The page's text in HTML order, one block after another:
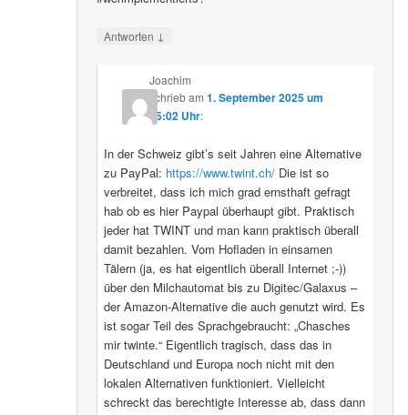
Antworten ↓
Joachim
schriebam 1. September 2025 um
15:02 Uhr:
In der Schweiz gibt’s seit Jahren eine Alternative
zu PayPal: https://www.twint.ch/Die ist so
verbreitet, dass ich mich grad ernsthaft gefragt
hab ob es hier Paypal überhaupt gibt. Praktisch
jeder hat TWINT und man kann praktisch überall
damit bezahlen. Vom Hofladen in einsamen
Tälern (ja, es hat eigentlich überall Internet ;-))
über den Milchautomat bis zu Digitec/Galaxus –
der Amazon-Alternative die auch genutzt wird. Es
ist sogar Teil des Sprachgebraucht: „Chasches
mir twinte.“ Eigentlich tragisch, dass das in
Deutschland und Europa noch nicht mit den
lokalen Alternativen funktioniert. Vielleicht
schreckt das berechtigte Interesse ab, dass dann